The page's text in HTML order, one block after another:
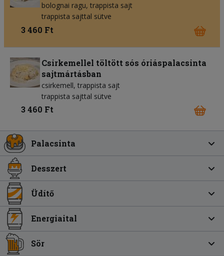
bolognai ragu trappista sajt
trappista sajttal sütve
3 460 Ft
Csirkemellel töltött sós óriáspalacsinta
sajtmártásban
csirkemell trappista sajt
trappista sajttal sütve
3 460 Ft
Palacsinta
Desszert
Üdítő
Energiaital
Sör